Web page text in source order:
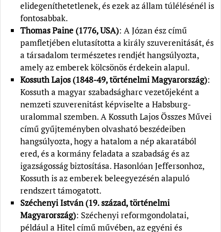
elidegeníthetetlenek, és ezek az állam túlélésénél is
fontosabbak.
Thomas Paine (1776, USA): A Józan ész című
pamfletjében elutasította a király szuverenitását, és
a társadalom természetes rendjét hangsúlyozta,
amely az emberek kölcsönös érdekein alapul.
Kossuth Lajos (1848-49, történelmi Magyarország):
Kossuth a magyar szabadságharc vezetőjeként a
nemzeti szuverenitást képviselte a Habsburg-
uralommal szemben. A Kossuth Lajos Összes Művei
című gyűjteményben olvasható beszédeiben
hangsúlyozta, hogy a hatalom a nép akaratából
ered, és a kormány feladata a szabadság és az
igazságosság biztosítása. Hasonlóan Jeffersonhoz,
Kossuth is az emberek beleegyezésén alapuló
rendszert támogatott.
Széchenyi István (19. század, történelmi
Magyarország): Széchenyi reformgondolatai,
például a Hitel című művében, az egyéni és